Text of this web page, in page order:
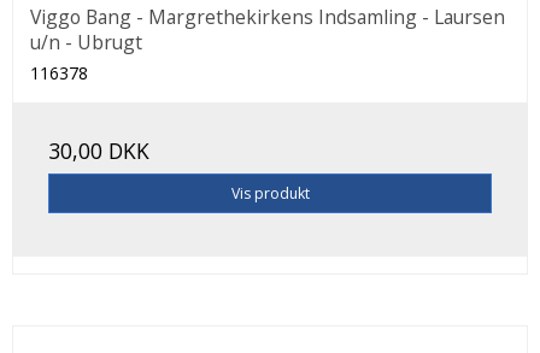
Viggo Bang - Margrethekirkens Indsamling - Laursen
u/n - Ubrugt
116378
30,00 DKK
Vis produkt